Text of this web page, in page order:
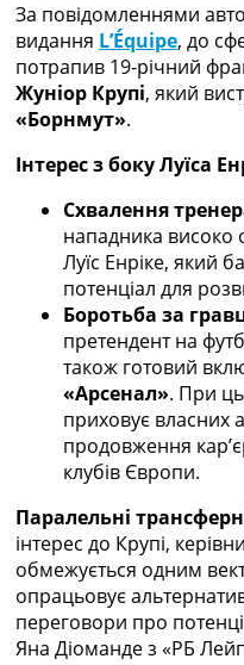
Логін
Рейтінги
Правила
Колективний
Турніри
Чемпіонат Світу
Україна.
Україна.
Ліга Чемпіонів
Англія.
Іспанія. Ла Ліга
Ще Турніри
Таблиці
Чемпіонат
Таблиця УПЛ
Перша Ліга
Таблиця АПЛ
Таблиця Ла Ліги
Таблиця Ліги
Всі таблиці >>>
Рейтинги
Рейтинг
Рейтинг
Рейтинг ФІФА
Телепрограма
За повідомленнями
видання L’Équipe, до
потрапив 19-річний
Жуніор Крупі, який
«Борнмут».
Інтерес з боку Луїса
Схвалення
нападника
Луїс Енріке, який
потенціал для
Боротьба за
претендент на
також готовий
«Арсенал». При
приховує власних
продовження
клубів Європи.
Паралельні
інтерес до Крупі,
обмежується одним
опрацьовує
переговори про
Яна Діоманде з «РБ